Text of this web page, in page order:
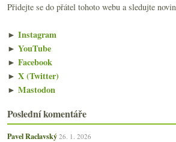
Přidejte se do přátel tohoto webu a sledujte
► Instagram
► YouTube
► Facebook
► X (Twitter)
► Mastodon
Poslední komentáře
Pavel Raclavský 26. 1. 2026